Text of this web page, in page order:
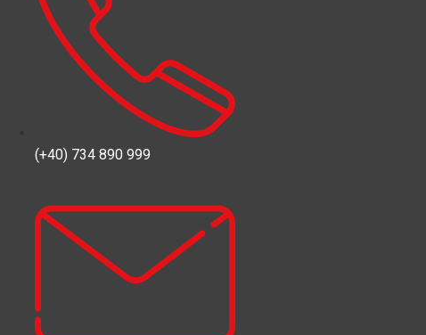
(+40) 734 890 999